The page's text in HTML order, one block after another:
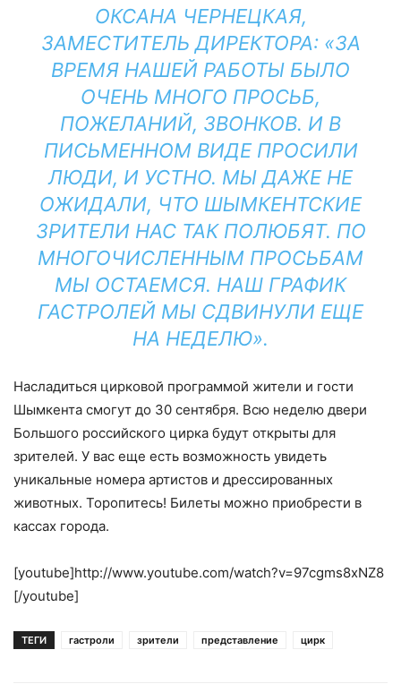
ОКСАНА ЧЕРНЕЦКАЯ,
ЗАМЕСТИТЕЛЬ ДИРЕКТОРА: «ЗА
ВРЕМЯ НАШЕЙ РАБОТЫ БЫЛО
ОЧЕНЬ МНОГО ПРОСЬБ,
ПОЖЕЛАНИЙ, ЗВОНКОВ. И В
ПИСЬМЕННОМ ВИДЕ ПРОСИЛИ
ЛЮДИ, И УСТНО. МЫ ДАЖЕ НЕ
ОЖИДАЛИ, ЧТО ШЫМКЕНТСКИЕ
ЗРИТЕЛИ НАС ТАК ПОЛЮБЯТ. ПО
МНОГОЧИСЛЕННЫМ ПРОСЬБАМ
МЫ ОСТАЕМСЯ. НАШ ГРАФИК
ГАСТРОЛЕЙ МЫ СДВИНУЛИ ЕЩЕ
НА НЕДЕЛЮ».
Насладиться цирковой программой жители и гости
Шымкента смогут до 30 сентября. Всю неделю двери
Большого российского цирка будут открыты для
зрителей. У вас еще есть возможность увидеть
уникальные номера артистов и дрессированных
животных. Торопитесь! Билеты можно приобрести в
кассах города.
[youtube]http://www.youtube.com/watch?v=97cgms8xNZ8
[/youtube]
ТЕГИ гастроли зрители представление цирк